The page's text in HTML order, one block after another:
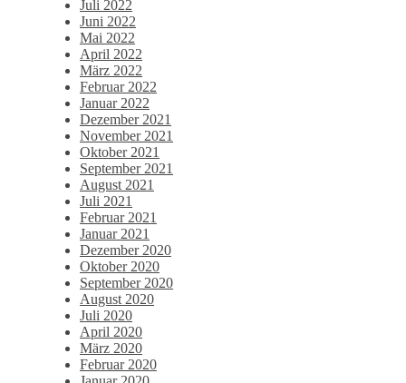
Juli 2022
Juni 2022
Mai 2022
April 2022
März 2022
Februar 2022
Januar 2022
Dezember 2021
November 2021
Oktober 2021
September 2021
August 2021
Juli 2021
Februar 2021
Januar 2021
Dezember 2020
Oktober 2020
September 2020
August 2020
Juli 2020
April 2020
März 2020
Februar 2020